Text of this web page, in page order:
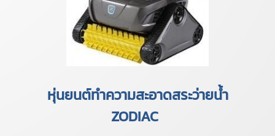
หุ่นยนต์ทำความสะอาดสระว่ายน้ำ
ZODIAC